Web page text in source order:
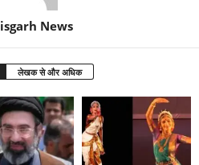
News
लेखक से और अधिक